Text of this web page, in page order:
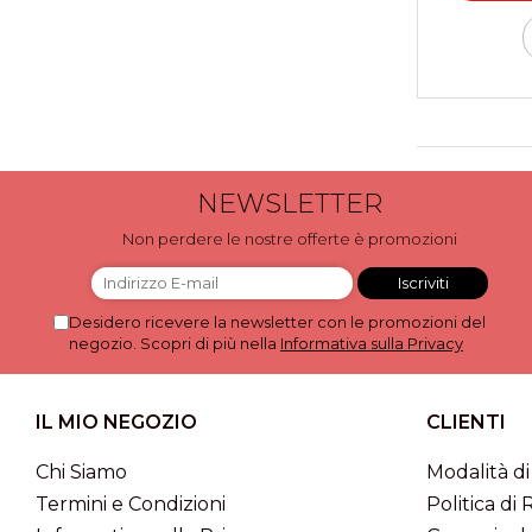
Scatole per Macarons e Praline
Scatole con Cassetto e Inserto per 4
Scatole con Cassetto per Praline
Scatole Medie e Grandi per 10–40
Macarons
Scatole per Praline con Separatore
Cassetto per Macarons
NEWSLETTER
Non perdere le nostre offerte è promozioni
Desidero ricevere la newsletter con le promozioni del
negozio. Scopri di più nella Informativa sulla Privacy
IL MIO NEGOZIO
Chi Siamo
Termini e Condizioni
CLIENTI
Modalità
Politica di